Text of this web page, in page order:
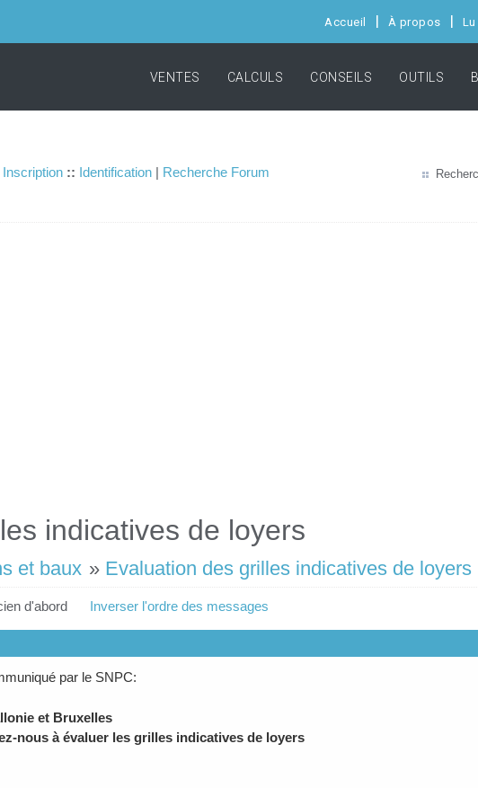
Accueil À propos Lu
VENTES CALCULS CONSEILS OUTILS
Inscription :: Identification | Recherche Forum
indicatives de loyers
et baux » Evaluation des grilles indicatives de loyers
d'abord Inverser l'ordre des messages
par le SNPC:
et Bruxelles
nous à évaluer les grilles indicatives de loyers